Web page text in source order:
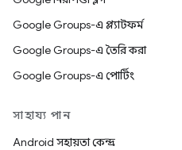
Google Groups-এ প্ল্যাটফর্ম
Google Groups-এ তৈরি করা
Google Groups-এ পোর্টিং
সাহায্য পান
Android সহায়তা কেন্দ্র